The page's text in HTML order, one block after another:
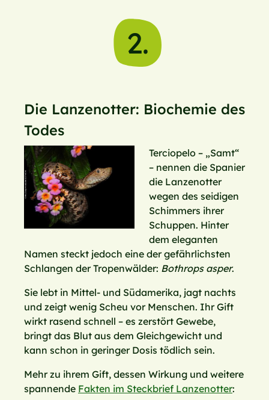
2.
Die Lanzenotter: Biochemie des
Todes
Terciopelo – „Samt“
– nennen die Spanier
die Lanzenotter
wegen des seidigen
Schimmers ihrer
Schuppen. Hinter
dem eleganten
Namen steckt jedoch eine der gefährlichsten
Schlangen der Tropenwälder: Bothrops asper.
Sie lebt in Mittel- und Südamerika, jagt nachts
und zeigt wenig Scheu vor Menschen. Ihr Gift
wirkt rasend schnell – es zerstört Gewebe,
bringt das Blut aus dem Gleichgewicht und
kann schon in geringer Dosis tödlich sein.
Mehr zu ihrem Gift, dessen Wirkung und weitere
spannende Fakten im Steckbrief Lanzenotter: